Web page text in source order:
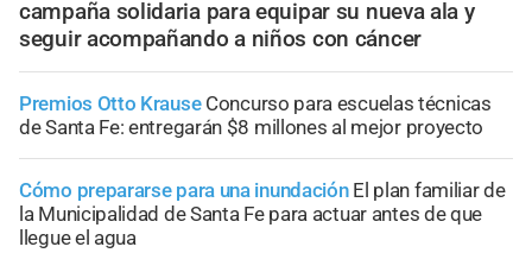
campaña solidaria para equipar su nueva ala y
seguir acompañando a niños con cáncer
Premios Otto Krause Concurso para escuelas técnicas
de Santa Fe: entregarán $8 millones al mejor proyecto
Cómo prepararse para una inundación El plan familiar de
la Municipalidad de Santa Fe para actuar antes de que
llegue el agua